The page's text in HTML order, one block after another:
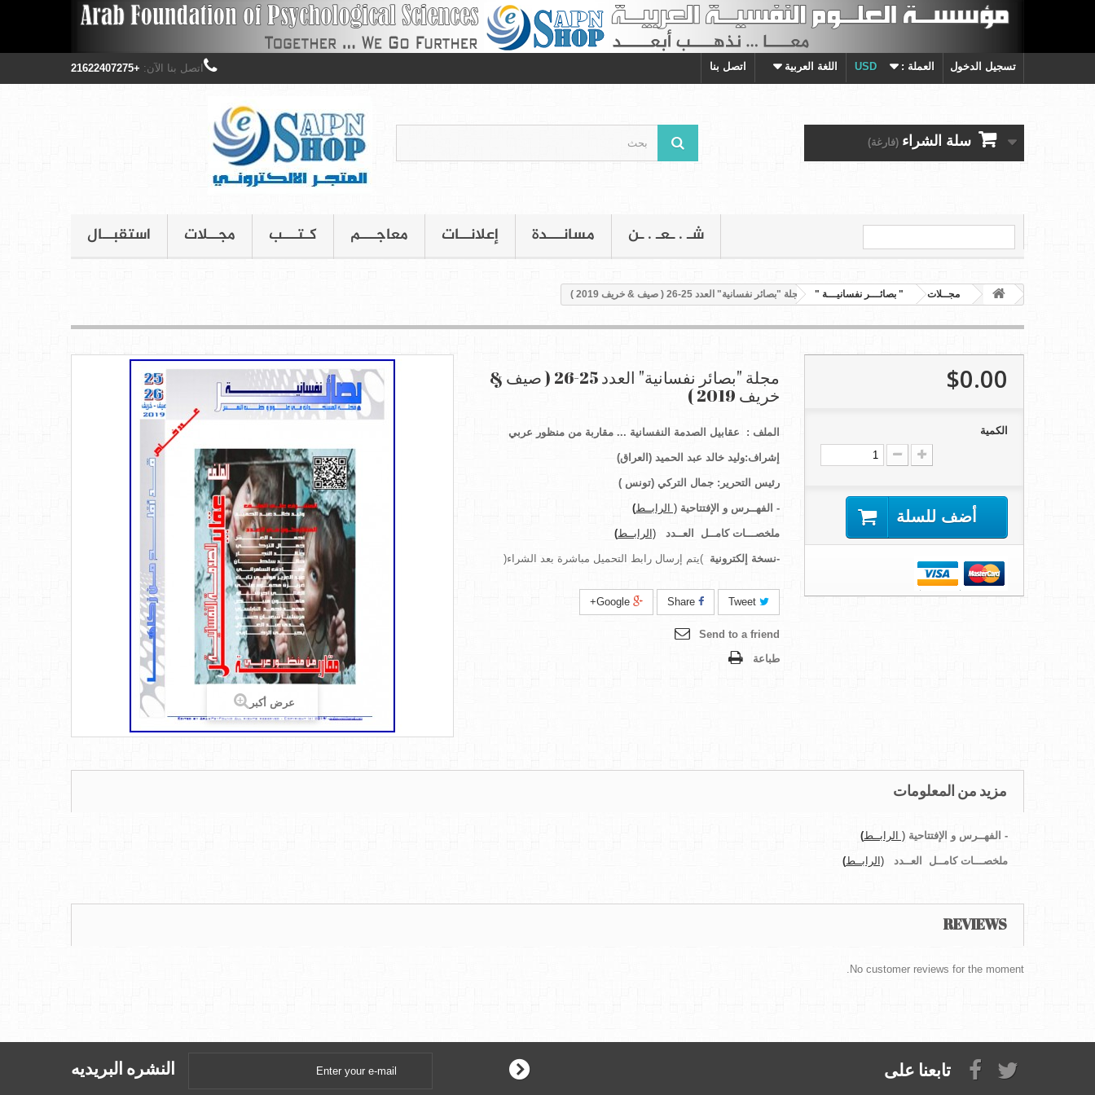
تسجيل الدخول العملة : USD اللغة العربية اتصل بنا اتصل بنا الآن: +21622407275
سلة الشراء (فارغة)
استقبــال مجــلات كـتـــب معاجـــم إعلانــات مسانـــدة شـ . ـعـ . ـن
مجــلات " بصائـــر نفسانيـــة " مجلة "بصائر نفسانية" العدد 25-26 ( صيف & خريف 2019 )
عرض أكبر
مجلة "بصائر نفسانية" العدد 25-26 ( صيف &
خريف 2019 )
الملف : عقابيل الصدمة النفسانية ... مقاربة من منظور عربي
إشراف:وليد خالد عبد الحميد ( العراق)
رئيس التحرير :جمال التركي (تونس )
- الفهــرس و الإفتتاحية ( الرابــط)
ملخصـــات كامــل العــدد (الرابــط)
-نسخة إلكترونية )يتم إرسال رابط التحميل مباشرة بعد الشراء(
Tweet
Share
Google+
Send to a friend
طباعة
$0.00
الكمية
أضف للسلة
مزيد من المعلومات
- الفهــرس و الإفتتاحية ( الرابــط)
ملخصـــات كامــل العــدد (الرابــط)
REVIEWS
No customer reviews for the moment.
النشره البريديه تابعنا على